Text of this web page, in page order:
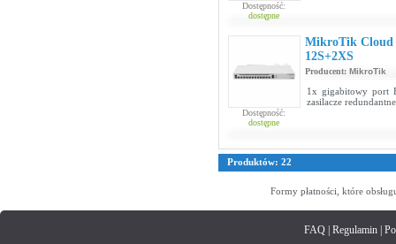
Dostępność:
dostępne
Dostępność:
dostępne
MikroTik Cloud
12S+2XS
Producent: MikroTik
1x gigabitowy port
zasilacze
Produktów: 22
Formy płatności, które
FAQ| Regulamin|